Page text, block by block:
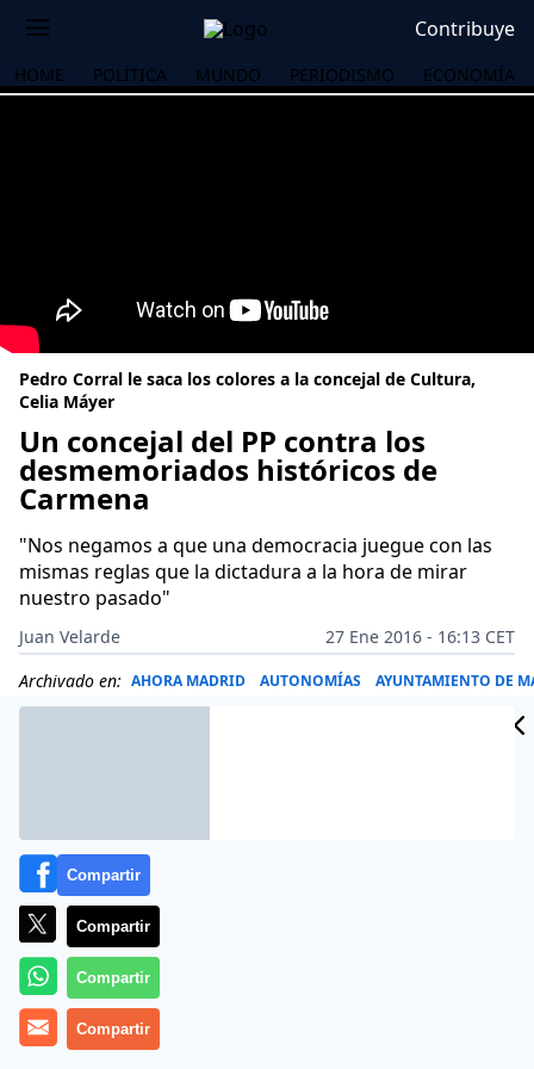
Contribuye
HOME POLÍTICA MUNDO PERIODISMO ECONOMÍA
Pedro Corral le saca los colores a la concejal de Cultura,
Celia Máyer
Un concejal del PP contra los
desmemoriados históricos de
Carmena
"Nos negamos a que una democracia juegue con las
mismas reglas que la dictadura a la hora de mirar
nuestro pasado"
Juan Velarde
27 Ene 2016 - 16:13 CET
Archivado en: AHORA MADRID AUTONOMÍAS AYUNTAMIENTO DE
Compartir
Compartir
Compartir
Compartir